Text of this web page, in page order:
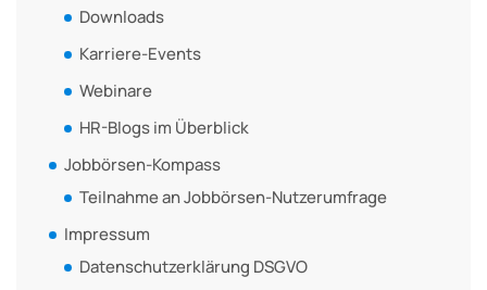
Downloads
Karriere-Events
Webinare
HR-Blogs im Überblick
Jobbörsen-Kompass
Teilnahme an Jobbörsen-Nutzerumfrage
Impressum
Datenschutzerklärung DSGVO